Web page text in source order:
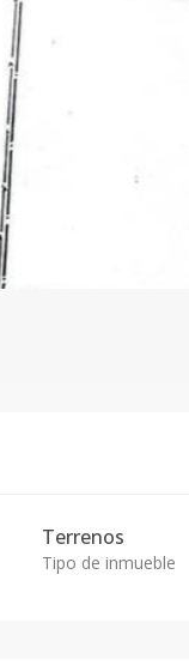
Terrenos
Tipo de inmueble